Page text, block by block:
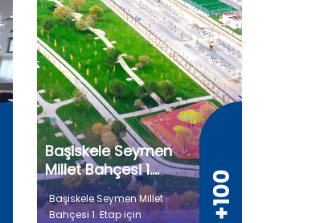
Başiskele Seymen
Millet Bahçesi 1.
Etap
Başiskele Seymen Millet
Bahçesi 1. Etap için